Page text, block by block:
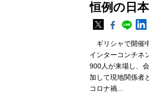
恒例の日
ギリシャで開催
インターコンチネ
900人が来場し、
加して現地関係者
コロナ禍...